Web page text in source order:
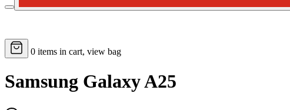
0 items in cart, view bag
Samsung Galaxy A25